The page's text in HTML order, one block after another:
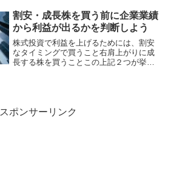
でも、運用の一部をAIに任せる投...
割安・成長株を買う前に企業業績
から利益が出るかを判断しよう
株式投資で利益を上げるためには、割安
なタイミングで買うこと右肩上がりに成
長する株を買うことこの上記２つが挙げ
スポンサーリンク